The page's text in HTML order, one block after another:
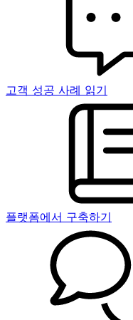
고객 성공 사례 읽기
플랫폼에서 구축하기